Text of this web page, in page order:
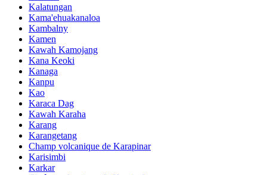
Kalatungan
Kama'ehuakanaloa
Kambalny
Kamen
Kawah Kamojang
Kana Keoki
Kanaga
Kanpu
Kao
Karaca Dag
Kawah Karaha
Karang
Karangetang
Champ volcanique de Karapinar
Karisimbi
Karkar